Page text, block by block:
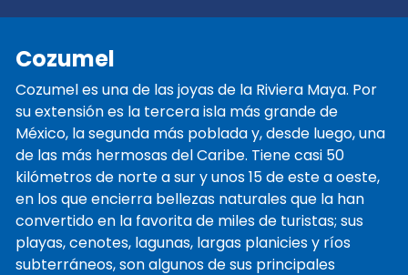
Simplemente proporcione su licencia de
normalmente se recopilan en el momento
llegue. ¡Estará en camino y de vacaciones
antes de que se de cuenta!
Cozumel
Cozumel es una de las joyas de la Riviera Maya. Por
su extensión es la tercera isla más grande de
México, la segunda más poblada y, desde luego, una
de las más hermosas del Caribe. Tiene casi 50
kilómetros de norte a sur y unos 15 de este a oeste,
en los que encierra bellezas naturales que la han
convertido en la favorita de miles de turistas; sus
playas, cenotes, lagunas, largas planicies y ríos
subterráneos, son algunos de sus principales